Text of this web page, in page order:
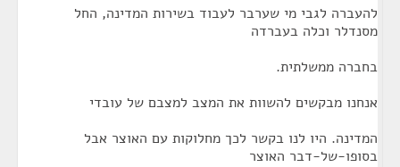
להעברה לגבי מי שערבר לעבוד בשירות המדינה, החל
מסנדלר וכלה בעברדה
בחברה ממשלתית.
אנחנו מבקשים להשוות את המצב למצבם של עובדי
המדינה. היו לנו בקשר לכך מחלוקות עם האוצר אבל
בסופו-של-דבר האוצר